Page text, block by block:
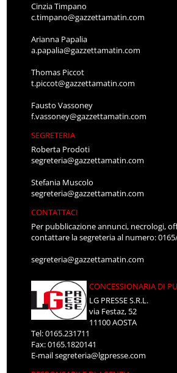
Cinzia Timpano
c.timpano@gazzettamatin.com
Arianna Papalia
a.papalia@gazzettamatin.com
Thomas Piccot
t.piccot@gazzettamatin.com
Fausto Vassoney
f.vassoney@gazzettamatin.com
SEGRETERIA
Roberta Prodoti
segreteria@gazzettamatin.com
Stefania Muscolo
segreteria@gazzettamatin.com
CONTATTACI
Per pubblicazione annunci, necrologi,
contattare la segreteria al numero:
segreteria@gazzettamatin.com
CONCESSIONARIA DI
LG PRESSE S.R.L.
via Festaz, 52
11100 AOSTA
Tel: 0165.231711
Fax: 0165.1820141
E-mailsegreteria@lgpresse.com